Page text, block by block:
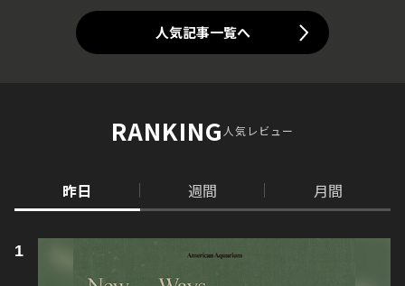
人気記事一覧へ
RANKING人気レビュー
昨日 週間 月間